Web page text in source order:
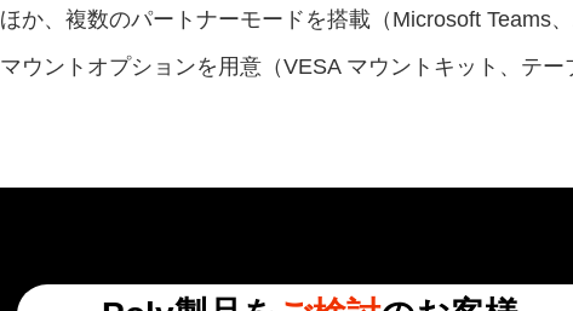
か、複数のパートナーモードを搭載（Microsoft Teams
ウントオプションを用意（VESA マウントキット、テー